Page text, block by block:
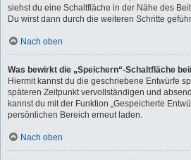
siehst du eine Schaltfläche in der Nähe des
Du wirst dann durch die weiteren Schritte
Nach oben
Was bewirkt die „Speichern“-Schaltfläche
Hiermit kannst du die geschriebene Entwürfe
späteren Zeitpunkt vervollständigen und
kannst du mit der Funktion „Gespeicherte
persönlichen Bereich erneut laden.
Nach oben